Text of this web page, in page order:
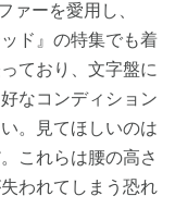
ァーを愛用し、
ド』の特集でも着
ており、文字盤に
なコンディション
。見てほしいのは
これらは腰の高さ
われてしまう恐れ